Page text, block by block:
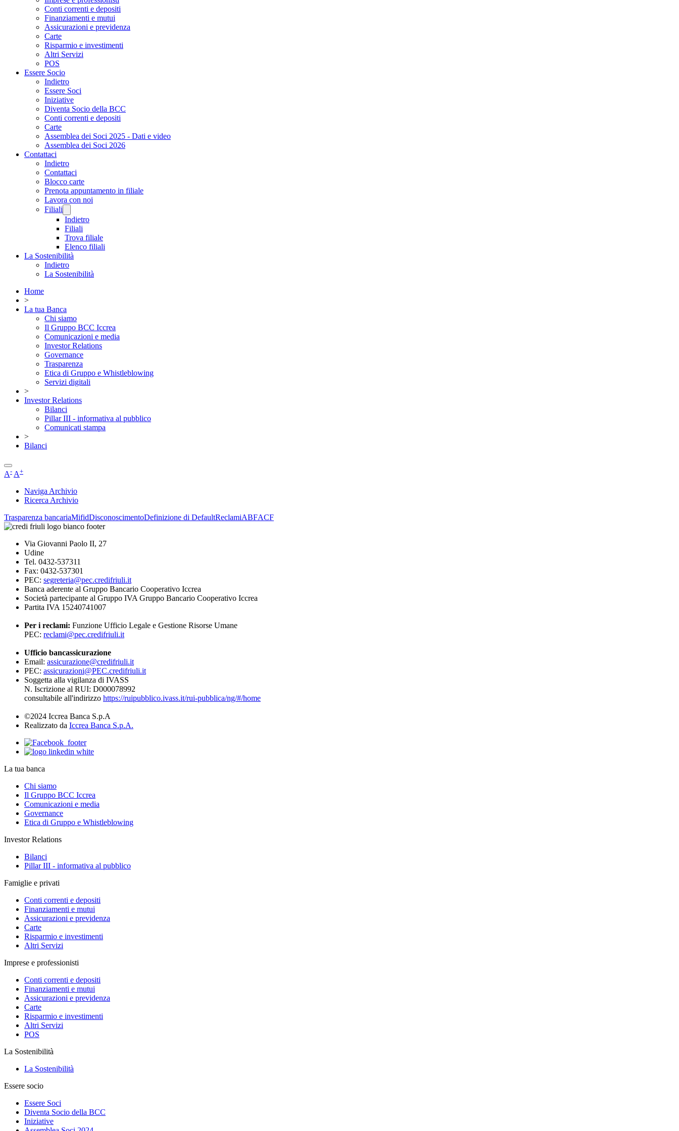
Conti correnti e depositi
Finanziamenti e mutui
Assicurazioni e previdenza
Carte
Risparmio e investimenti
Altri Servizi
POS
Essere Socio
Indietro
Essere Soci
Iniziative
Diventa Socio della BCC
Conti correnti e depositi
Carte
Assemblea dei Soci 2025 - Dati e video
Assemblea dei Soci 2026
Contattaci
Indietro
Contattaci
Blocco carte
Prenota appuntamento in filiale
Lavora con noi
Filiali
Indietro
Filiali
Trova filiale
Elenco filiali
La Sostenibilità
Indietro
La Sostenibilità
Home
>
La tua Banca
Chi siamo
Il Gruppo BCC Iccrea
Comunicazioni e media
Investor Relations
Governance
Trasparenza
Etica di Gruppo e Whistleblowing
Servizi digitali
>
Investor Relations
Bilanci
Pillar III - informativa al pubblico
Comunicati stampa
>
Bilanci
A- A+
Naviga Archivio
Ricerca Archivio
Trasparenza bancariaMifidDisconoscimentoDefinizione di DefaultReclamiABFACF
Via Giovanni Paolo II, 27
Udine
Tel. 0432-537311
Fax: 0432-537301
PEC: segreteria@pec.credifriuli.it
Banca aderente al Gruppo Bancario Cooperativo Iccrea
Società partecipante al Gruppo IVA Gruppo Bancario Cooperativo Iccrea
Partita IVA 15240741007
Per i reclami: Funzione Ufficio Legale e Gestione Risorse Umane
PEC: reclami@pec.credifriuli.it
Ufficio bancassicurazione
Email: assicurazione@credifriuli.it
PEC: assicurazioni@PEC.credifriuli.it
Soggetta alla vigilanza di IVASS
N. Iscrizione al RUI: D000078992
consultabile all'indirizzo https://ruipubblico.ivass.it/rui-pubblica/ng/#/home
©2024 Iccrea Banca S.p.A
Realizzato da Iccrea Banca S.p.A.
La tua banca
Chi siamo
Il Gruppo BCC Iccrea
Comunicazioni e media
Governance
Etica di Gruppo e Whistleblowing
Investor Relations
Bilanci
Pillar III - informativa al pubblico
Famiglie e privati
Conti correnti e depositi
Finanziamenti e mutui
Assicurazioni e previdenza
Carte
Risparmio e investimenti
Altri Servizi
Imprese e professionisti
Conti correnti e depositi
Finanziamenti e mutui
Assicurazioni e previdenza
Carte
Risparmio e investimenti
Altri Servizi
POS
La Sostenibilità
La Sostenibilità
Essere socio
Essere Soci
Diventa Socio della BCC
Iniziative